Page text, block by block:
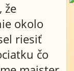
že
okolo
riesiť
čo